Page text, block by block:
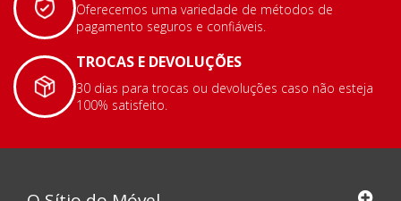
Oferecemos uma variedade de métodos de
pagamento seguros e confiáveis.
TROCAS E DEVOLUÇÕES
30 dias para trocas ou devoluções caso não esteja
100% satisfeito.